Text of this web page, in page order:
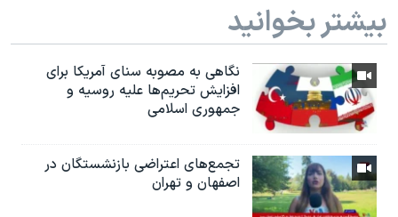
بیشتر بخوانید
نگاهی به مصوبه سنای آمریکا برای
افزایش تحریم‌ها علیه روسیه و
جمهوری اسلامی
تجمع‌های اعتراضی بازنشستگان در
اصفهان و تهران